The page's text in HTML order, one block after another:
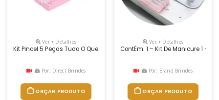
Ver + Detalhes
Kit Pincel 5 Peças Tudo O Que Você Precisa Para Uma Maquiagem
Por: Direct Brindes
ORÇAR PRODUTO
Ver + Detalhes
ContÉm: 1 – Kit De Manicure 1 –
Por: Brand Brindes
ORÇAR PRODUTO